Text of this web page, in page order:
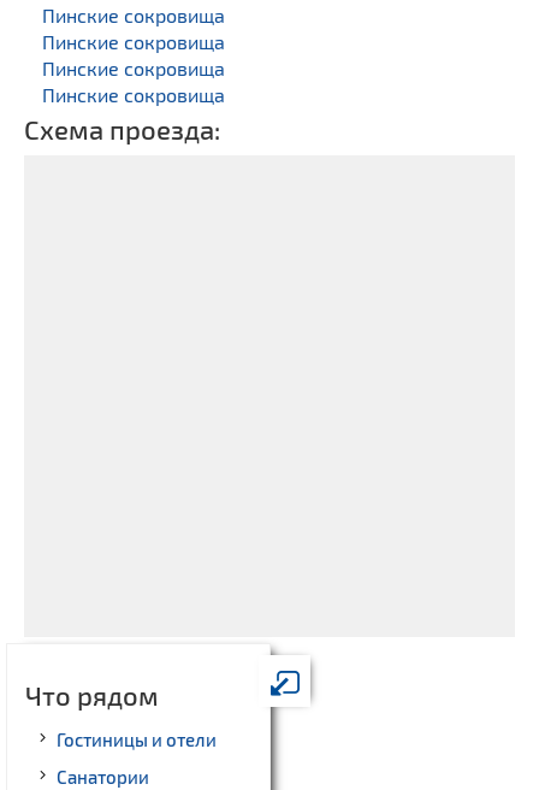
Пинские сокровища
Пинские сокровища
Пинские сокровища
Пинские сокровища
Схема проезда:
Что рядом
Гостиницы и отели
Санатории